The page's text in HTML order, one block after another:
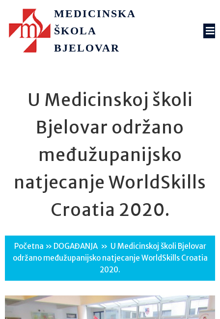
MEDICINSKA
ŠKOLA
BJELOVAR
U Medicinskoj školi
Bjelovar održano
međužupanijsko
natjecanje WorldSkills
Croatia 2020.
Početna » DOGAĐANJA » U Medicinskoj školi Bjelovar
održano međužupanijsko natjecanje WorldSkills Croatia
2020.